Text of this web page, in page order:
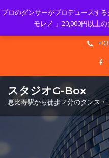
Mon -
スタジオG-Box
恵比寿駅から徒歩２分のダンス
プロのダンサーがプロデュースす
モレノ 」20,000円以上